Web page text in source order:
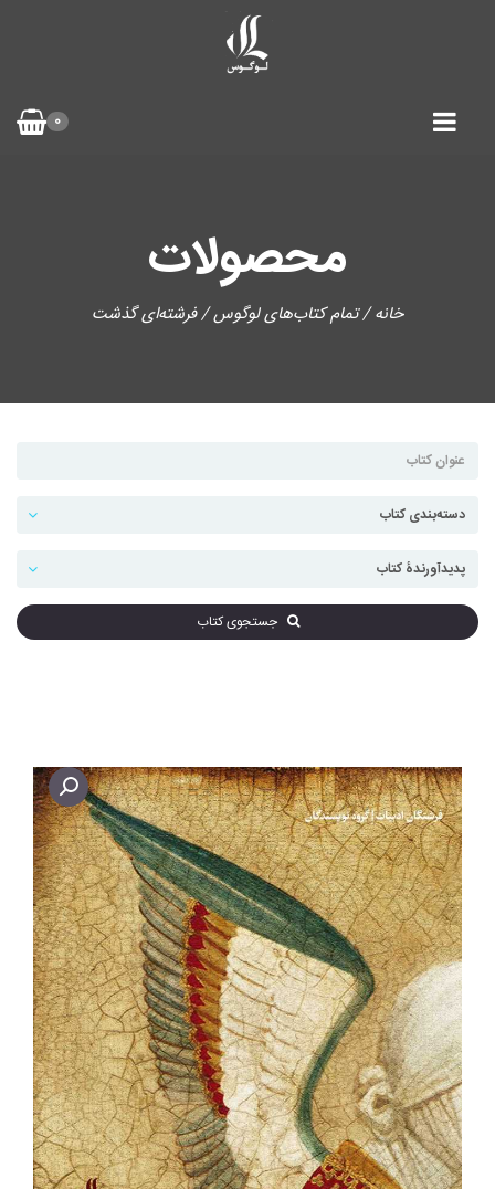
0
محصولات
خانه/تمام کتاب‌های لوگوس/ فرشته‌ای گذشت
جستجوی کتاب